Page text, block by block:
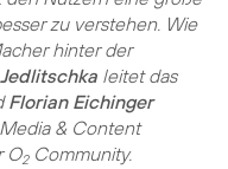
zu verstehen. Wie
hinter der
leitet das
Florian Eichinger
& Content
O2Community.